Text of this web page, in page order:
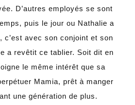
D’autres employés se sont
puis le jour ou Nathalie a
c’est avec son conjoint et son
a revêtit ce tablier. Soit dit en
le même intérêt que sa
Mamia, prêt à manger
une génération de plus.